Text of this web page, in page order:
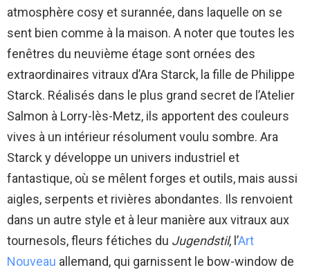
atmosphère cosy et surannée, dans laquelle on se
sent bien comme à la maison. A noter que toutes les
fenêtres du neuvième étage sont ornées des
extraordinaires vitraux d’Ara Starck, la fille de Philippe
Starck. Réalisés dans le plus grand secret de l’Atelier
Salmon à Lorry-lès-Metz, ils apportent des couleurs
vives à un intérieur résolument voulu sombre. Ara
Starck y développe un univers industriel et
fantastique, où se mêlent forges et outils, mais aussi
aigles, serpents et rivières abondantes. Ils renvoient
dans un autre style et à leur manière aux vitraux aux
tournesols, fleurs fétiches du Jugendstil, l’Art
Nouveau allemand, qui garnissent le bow-window de